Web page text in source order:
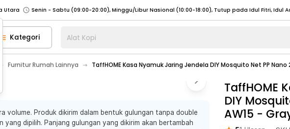
Utara
Barat
Senin - Jumat (07:00 - 20:00), Sabtu - Minggu (08:00 - 20:00), Tutup pada Idul Fitri
Senin - Jumat (08:00 - 20:00), Sabtu - Minggu/ Libur Nasional (08:00 - 17:00) Selengkapnya
Senin - Jumat (08:00 - 20:00), Sabtu - Minggu/ Libur Nasional (08:00 - 17:00) Selengkapnya
Senin - Sabtu (09:00-20:00), Minggu/Libur Nasional (12:00-20:00), Tutup pada Idul Fitri
Barat
Senin - Sabtu (09:00-20:00), Minggu/Libur Nasional (12:00-20:00), Tutup pada Idul Fitri
Utara
Kategori Alat Kopi
Furnitur Rumah Lainnya TaffHOME Kasa Nyamuk Jaring Jendela DIY Mosquito Net PP Nano
volume. Produk dikirim dalam bentuk gulungan tanpa double
yang dipilih. Panjang gulungan yang dikirim akan bertambah
TaffHOME
DIY
AW15 -